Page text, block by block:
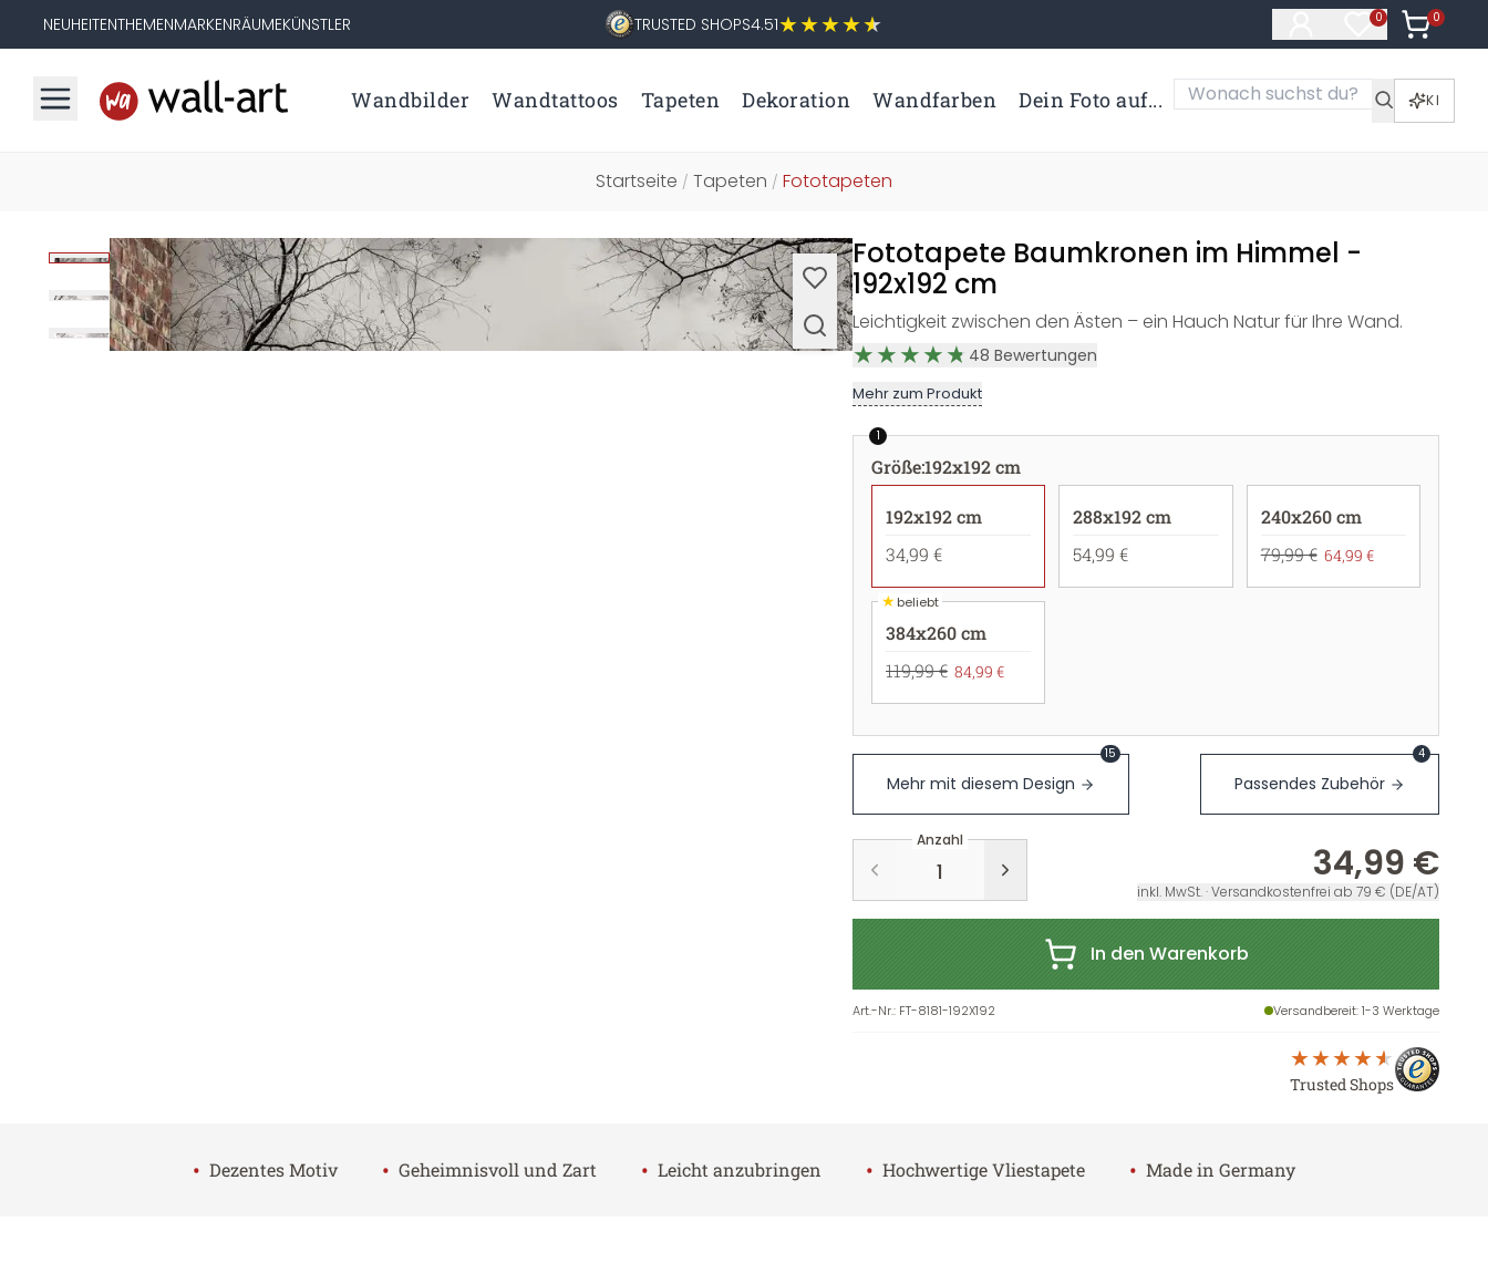
NEUHEITENTHEMENMARKENRÄUMEKÜNSTLER TRUSTED SHOPS4.51 0
Artikel im
0
Artikel
Wandbilder Wandtattoos Tapeten Dekoration Wandfarben Dein Foto auf... KI
Startseite / Tapeten / Fototapeten
Fototapete Baumkronen im Himmel -
192x192 cm
Leichtigkeit zwischen den Ästen – ein Hauch Natur für Ihre Wand.
48 Bewertungen
Mehr zum Produkt
1
Größe:192x192 cm
192x192 cm
34,99 €
288x192 cm
54,99 €
240x260 cm
79,99 € 64,99 €
★beliebt
384x260 cm
119,99 € 84,99 €
Mehr mit diesem Design
15
Passendes Zubehör
4
Anzahl
34,99 €
inkl. MwSt. · Versandkostenfrei ab 79 € (DE/AT)
In den Warenkorb
Art.-Nr.: FT-8181-192X192 Versandbereit: 1-3 Werktage
Trusted Shops
• Dezentes Motiv • Geheimnisvoll und Zart • Leicht anzubringen • Hochwertige Vliestapete • Made in Germany